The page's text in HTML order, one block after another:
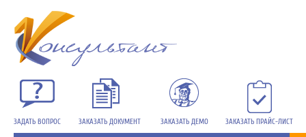
ЗАДАТЬ ВОПРОС ЗАКАЗАТЬ ДОКУМЕНТ ЗАКАЗАТЬ ДЕМО ЗАКАЗАТЬ ПРАЙС-ЛИСТ